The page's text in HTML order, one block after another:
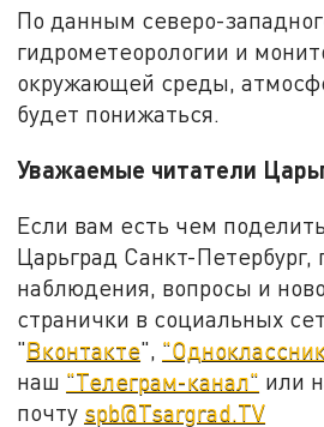
По данным северо-
гидрометеорологии и
окружающей среды,
будет понижаться.
Уважаемые читатели
Если вам есть чем
Царьград Санкт-Петербург,
наблюдения, вопросы и
странички в социальных
"Вконтакте",
наш "Телеграм-канал" или
почту spb@Tsargrad.TV